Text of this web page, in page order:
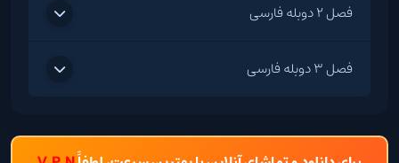
فصل 2 دوبله فارسی
فصل 3 دوبله فارسی